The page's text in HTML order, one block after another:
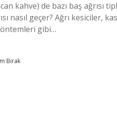
kahve) de bazı baş ağrısı
nasıl geçer? Ağrı kesiciler,
gibi…
Bırak